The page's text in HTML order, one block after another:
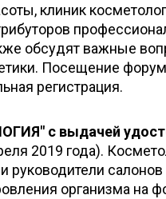
клиник
обсудят важные
Посещение
регистрация.
с выдачей
2019 года).
руководители
организма